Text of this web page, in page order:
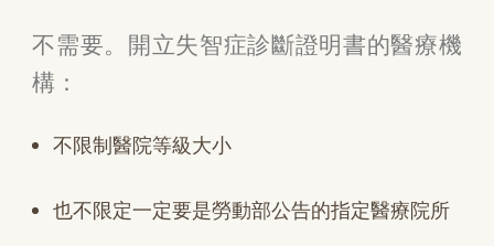
不需要。開立失智症診斷證明書的醫療機
構：
不限制醫院等級大小
也不限定一定要是勞動部公告的指定醫療院所